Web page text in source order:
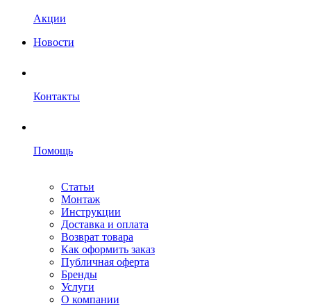
Акции
Новости
Контакты
Помощь
Статьи
Монтаж
Инструкции
Доставка и оплата
Возврат товара
Как оформить заказ
Публичная оферта
Бренды
Услуги
О компании